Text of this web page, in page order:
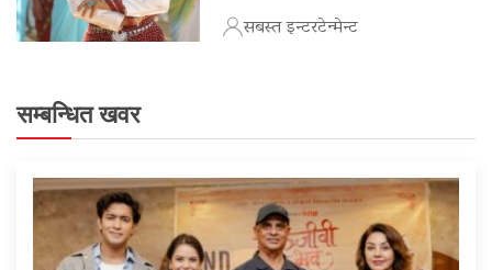
सबस्त इन्टरटेन्मेन्ट
सम्बन्धित खवर